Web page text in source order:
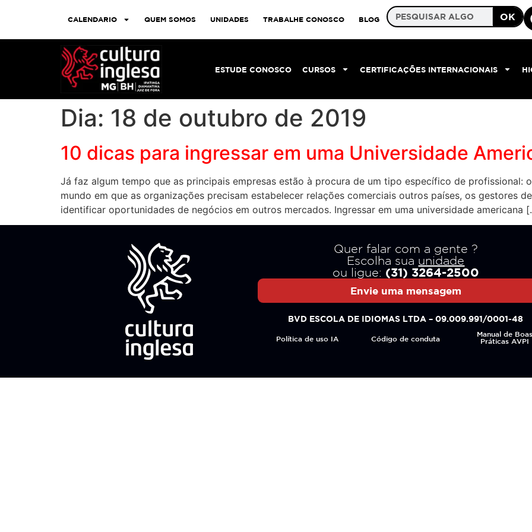
CALENDARIO QUEM SOMOS UNIDADES TRABALHE CONOSCO BLOG OK
ESTUDE CONOSCO CURSOS CERTIFICAÇÕES INTERNACIONAIS
Dia: 18 de outubro de 2019
10 dicas para ingressar em uma Universidade
Já faz algum tempo que as principais empresas estão à procura de um tipo específico de profissional:
mundo em que as organizações precisam estabelecer relações comerciais outros países, os gestores
identificar oportunidades de negócios em outros mercados. Ingressar em uma universidade americana
Quer falar com a gente ?
Escolha sua unidade
ou ligue: (31) 3264-2500
Envie uma mensagem
BVD ESCOLA DE IDIOMAS LTDA – 09.009.991/0001-48
Política de uso IA Código de conduta
Manual de Boas
Práticas AVPI